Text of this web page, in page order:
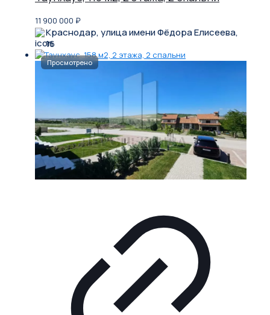
11 900 000 ₽
Краснодар, улица имени Фёдора Елисеева,
16